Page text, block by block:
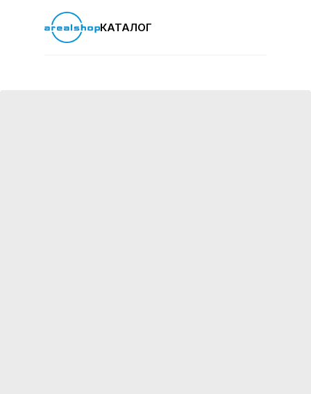
КАТАЛОГ